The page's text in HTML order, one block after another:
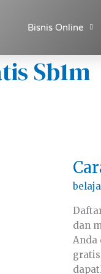
Bisnis Online
Sb1m
dan
Anda